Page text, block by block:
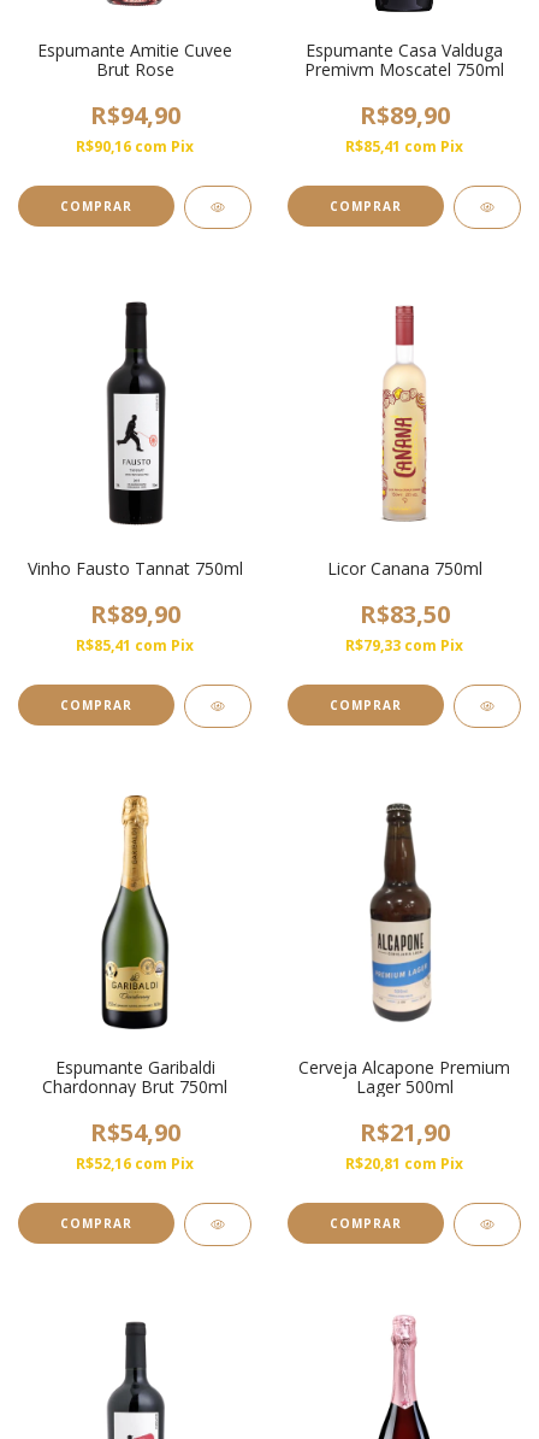
Espumante Amitie Cuvee
Brut Rose
R$94,90
R$90,16 com Pix
Espumante Casa Valduga
Premivm Moscatel 750ml
R$89,90
R$85,41 com Pix
Vinho Fausto Tannat 750ml
R$89,90
R$85,41 com Pix
Licor Canana 750ml
R$83,50
R$79,33 com Pix
Espumante Garibaldi
Chardonnay Brut 750ml
R$54,90
R$52,16 com Pix
Cerveja Alcapone Premium
Lager 500ml
R$21,90
R$20,81 com Pix